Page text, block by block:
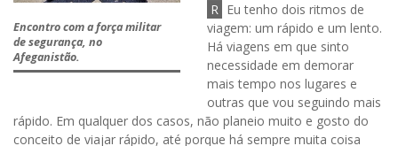
Encontro com a força militar
de segurança, no
Afeganistão.
R Eu tenho dois ritmos de
viagem: um rápido e um lento.
Há viagens em que sinto
necessidade em demorar
mais tempo nos lugares e
outras que vou seguindo mais
rápido. Em qualquer dos casos, não planeio muito e gosto do
conceito de viajar rápido, até porque há sempre muita coisa